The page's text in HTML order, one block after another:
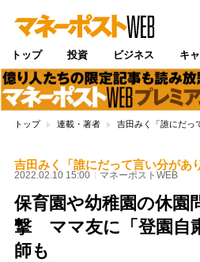
トップ 投資 ビジネス キ
トップ 連載・著者 吉田みく「誰にだっ
吉田みく「誰にだって言い分があ
2022.02.10 15:00 マネーポストWEB
保育園や幼稚園の休園
撃 ママ友に「登園自
師も